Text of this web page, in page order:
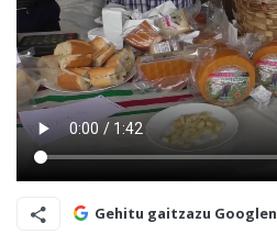
Gehitu gaitzazu Googlen